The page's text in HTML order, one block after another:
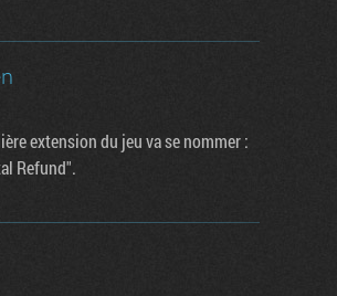
extension du jeu va se nommer :
Refund".